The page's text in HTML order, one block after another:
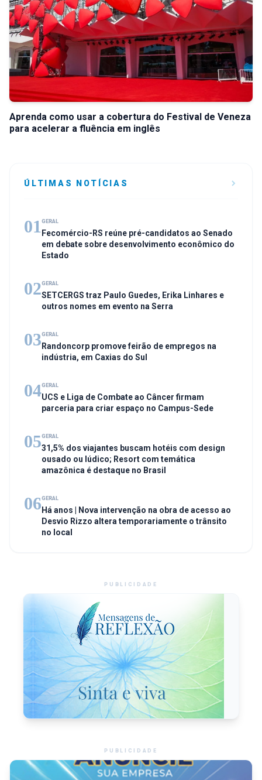
Aprenda como usar a cobertura do Festival de Veneza
para acelerar a fluência em inglês
ÚLTIMAS NOTÍCIAS
01 GERAL
Fecomércio-RS reúne pré-candidatos ao Senado
em debate sobre desenvolvimento econômico do
Estado
02GERAL
SETCERGS traz Paulo Guedes, Erika Linhares e
outros nomes em evento na Serra
03GERAL
Randoncorp promove feirão de empregos na
indústria, em Caxias do Sul
04GERAL
UCS e Liga de Combate ao Câncer firmam
parceria para criar espaço no Campus-Sede
05GERAL
31,5% dos viajantes buscam hotéis com design
ousado ou lúdico; Resort com temática
amazônica é destaque no Brasil
06GERAL
Há anos | Nova intervenção na obra de acesso ao
Desvio Rizzo altera temporariamente o trânsito
no local
PUBLICIDADE
PUBLICIDADE